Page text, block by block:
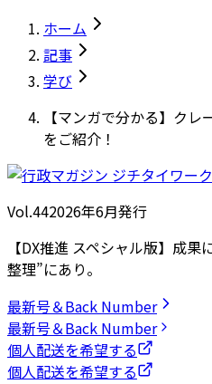
ホーム
記事
学び
【マンガで分かる】ク
をご紹介！
Vol.442026年6月発行
【DX推進 スペシャル版】成
整理”にあり。
最新号＆Back Number
最新号＆Back Number
個人配送を希望する
個人配送を希望する